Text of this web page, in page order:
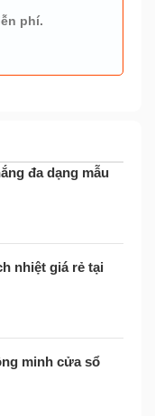
phí.
PHÍ
đa dạng mẫu
nhiệt giá rẻ tại
minh cửa sổ